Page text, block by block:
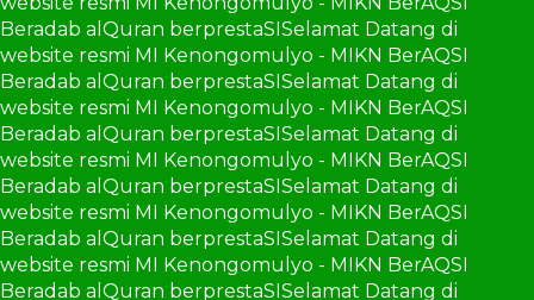
Beradab alQuran berprestaSISelamat Datang di
website resmi MI Kenongomulyo - MIKN BerAQSI
Beradab alQuran berprestaSISelamat Datang di
website resmi MI Kenongomulyo - MIKN BerAQSI
Beradab alQuran berprestaSISelamat Datang di
website resmi MI Kenongomulyo - MIKN BerAQSI
Beradab alQuran berprestaSISelamat Datang di
website resmi MI Kenongomulyo - MIKN BerAQSI
Beradab alQuran berprestaSISelamat Datang di
website resmi MI Kenongomulyo - MIKN BerAQSI
Beradab alQuran berprestaSISelamat Datang di